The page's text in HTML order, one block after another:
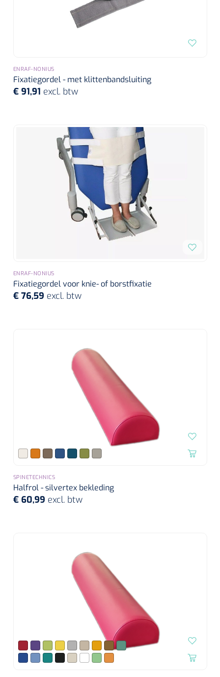
Instrumentensets
Chronische wondzorgproducten
Hydrocolloïden
Schuimverbanden
Hydrogel
Paraffine verbanden
Siliconen verbanden
Kleeflaag removers
Wondreinigers
ENRAF-NONIUS
Fixatiegordel - met klittenbandsluiting
€ 91,91 excl. btw
ENRAF-NONIUS
Fixatiegordel voor knie- of borstfixatie
€ 76,59 excl. btw
SPINETECHNICS
Halfrol - silvertex bekleding
€ 60,99 excl. btw